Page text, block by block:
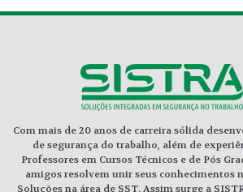
Com mais de 20 anos de carreira sólida
de segurança do trabalho, além de
Professores em Cursos Técnicos e de Pós
amigos resolvem unir seus conhecimentos
Soluções na área de SST. Assim surge a